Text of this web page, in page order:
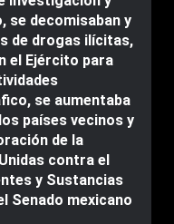
se decomisaban y
de drogas ilícitas,
el Ejército para
se aumentaba
países vecinos y
de la
contra el
y Sustancias
Senado mexicano